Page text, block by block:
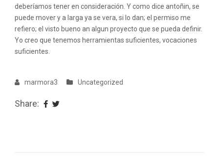
deberíamos tener en consideración. Y como dice antoñin, se
puede mover y a larga ya se vera, si lo dan; el permiso me
refiero; el visto bueno an algun proyecto que se pueda definir.
Yo creo que tenemos herramientas suficientes, vocaciones
suficientes.
marmora3 Uncategorized
Share: